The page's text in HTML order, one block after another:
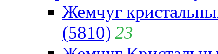
Жемчуг
(5810) 23